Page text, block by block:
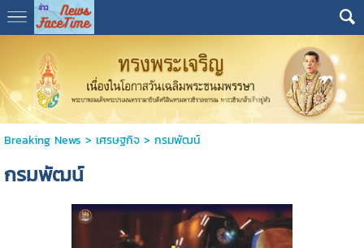
Breaking News > เศรษฐกิจ> กรมพัฒน์
กรมพัฒน์